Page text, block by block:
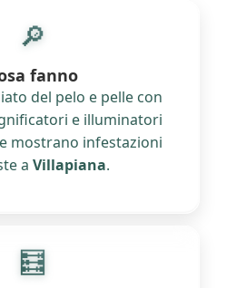
🔎
fanno
del pelo e pelle con
e illuminatori
mostrano infestazioni
a Villapiana.
🧮